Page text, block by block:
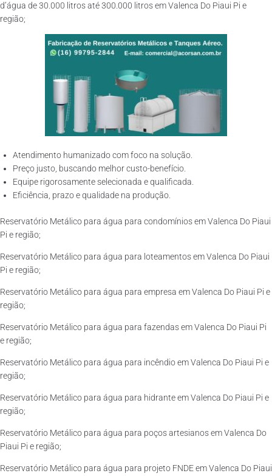
d’água de 30.000 litros até 300.000 litros em Valenca Do Piaui Pi e
região;
Atendimento humanizado com foco na solução.
Preço justo, buscando melhor custo-benefício.
Equipe rigorosamente selecionada e qualificada.
Eficiência, prazo e qualidade na produção.
Reservatório Metálico para água para condomínios em Valenca Do Piaui
Pi e região;
Reservatório Metálico para água para loteamentos em Valenca Do Piaui
Pi e região;
Reservatório Metálico para água para empresa em Valenca Do Piaui Pi e
região;
Reservatório Metálico para água para fazendas em Valenca Do Piaui Pi
e região;
Reservatório Metálico para água para incêndio em Valenca Do Piaui Pi e
região;
Reservatório Metálico para água para hidrante em Valenca Do Piaui Pi e
região;
Reservatório Metálico para água para poços artesianos em Valenca Do
Piaui Pi e região;
Reservatório Metálico para água para projeto FNDE em Valenca Do Piaui